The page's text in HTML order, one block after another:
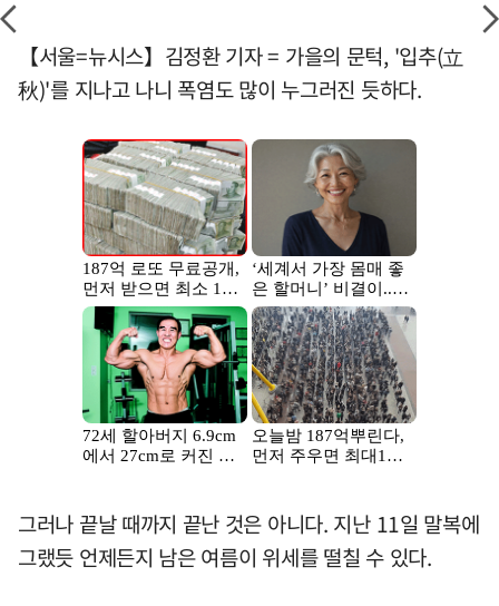
【서울=뉴시스】김정환 기자 = 가을의 문턱, '입추(立
秋)'를 지나고 나니 폭염도 많이 누그러진 듯하다.
그러나 끝날 때까지 끝난 것은 아니다. 지난 11일 말복에
그랬듯 언제든지 남은 여름이 위세를 떨칠 수 있다.